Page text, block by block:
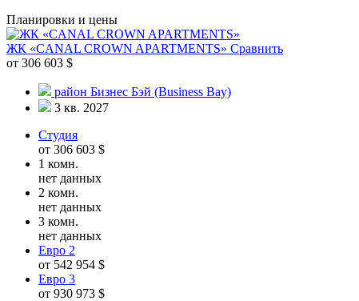
Планировки и цены
ЖК «CANAL CROWN APARTMENTS» Сравнить
от 306 603 $
район Бизнес Бэй (Business Bay)
3 кв. 2027
Студия
от 306 603 $
1 комн.
нет данных
2 комн.
нет данных
3 комн.
нет данных
Евро 2
от 542 954 $
Евро 3
от 930 973 $